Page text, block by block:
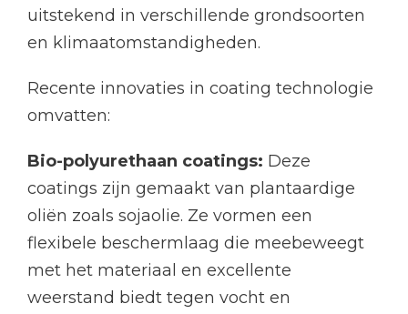
uitstekend in verschillende grondsoorten
en klimaatomstandigheden.
Recente innovaties in coating technologie
omvatten:
Bio-polyurethaan coatings: Deze
coatings zijn gemaakt van plantaardige
oliën zoals sojaolie. Ze vormen een
flexibele beschermlaag die meebeweegt
met het materiaal en excellente
weerstand biedt tegen vocht en